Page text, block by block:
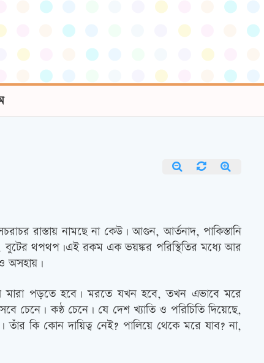
রাস্তায় নামছে না কেউ। আগুন, আর্তনাদ, পাকিস্তানি
বুটের থপথপ।এই রকম এক ভয়ঙ্কর পরিস্থিতির মধ্যে আর
অসহায়।
মারা পড়তে হবে। মরতে যখন হবে, তখন এভাবে মরে
চেনে। কণ্ঠ চেনে। যে দেশ খ্যাতি ও পরিচিতি দিয়েছে,
কি কোন দায়িত্ব নেই? পালিয়ে থেকে মরে যাব? না,